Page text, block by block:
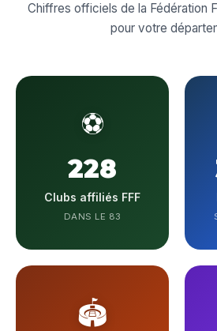
Chiffres officiels de la Fédération
pour votre
⚽
228
Clubs affiliés FFF
DANS LE 83
🏟️